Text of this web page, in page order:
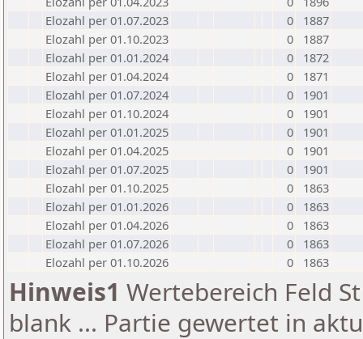
Elozahl per 01.07.2023
0
1887
Elozahl per 01.10.2023
0
1887
Elozahl per 01.01.2024
0
1872
Elozahl per 01.04.2024
0
1871
Elozahl per 01.07.2024
0
1901
Elozahl per 01.10.2024
0
1901
Elozahl per 01.01.2025
0
1901
Elozahl per 01.04.2025
0
1901
Elozahl per 01.07.2025
0
1901
Elozahl per 01.10.2025
0
1863
Elozahl per 01.01.2026
0
1863
Elozahl per 01.04.2026
0
1863
Elozahl per 01.07.2026
0
1863
Elozahl per 01.10.2026
0 1863
Hinweis1 Wertebereich Feld
blank ... Partie gewertet in